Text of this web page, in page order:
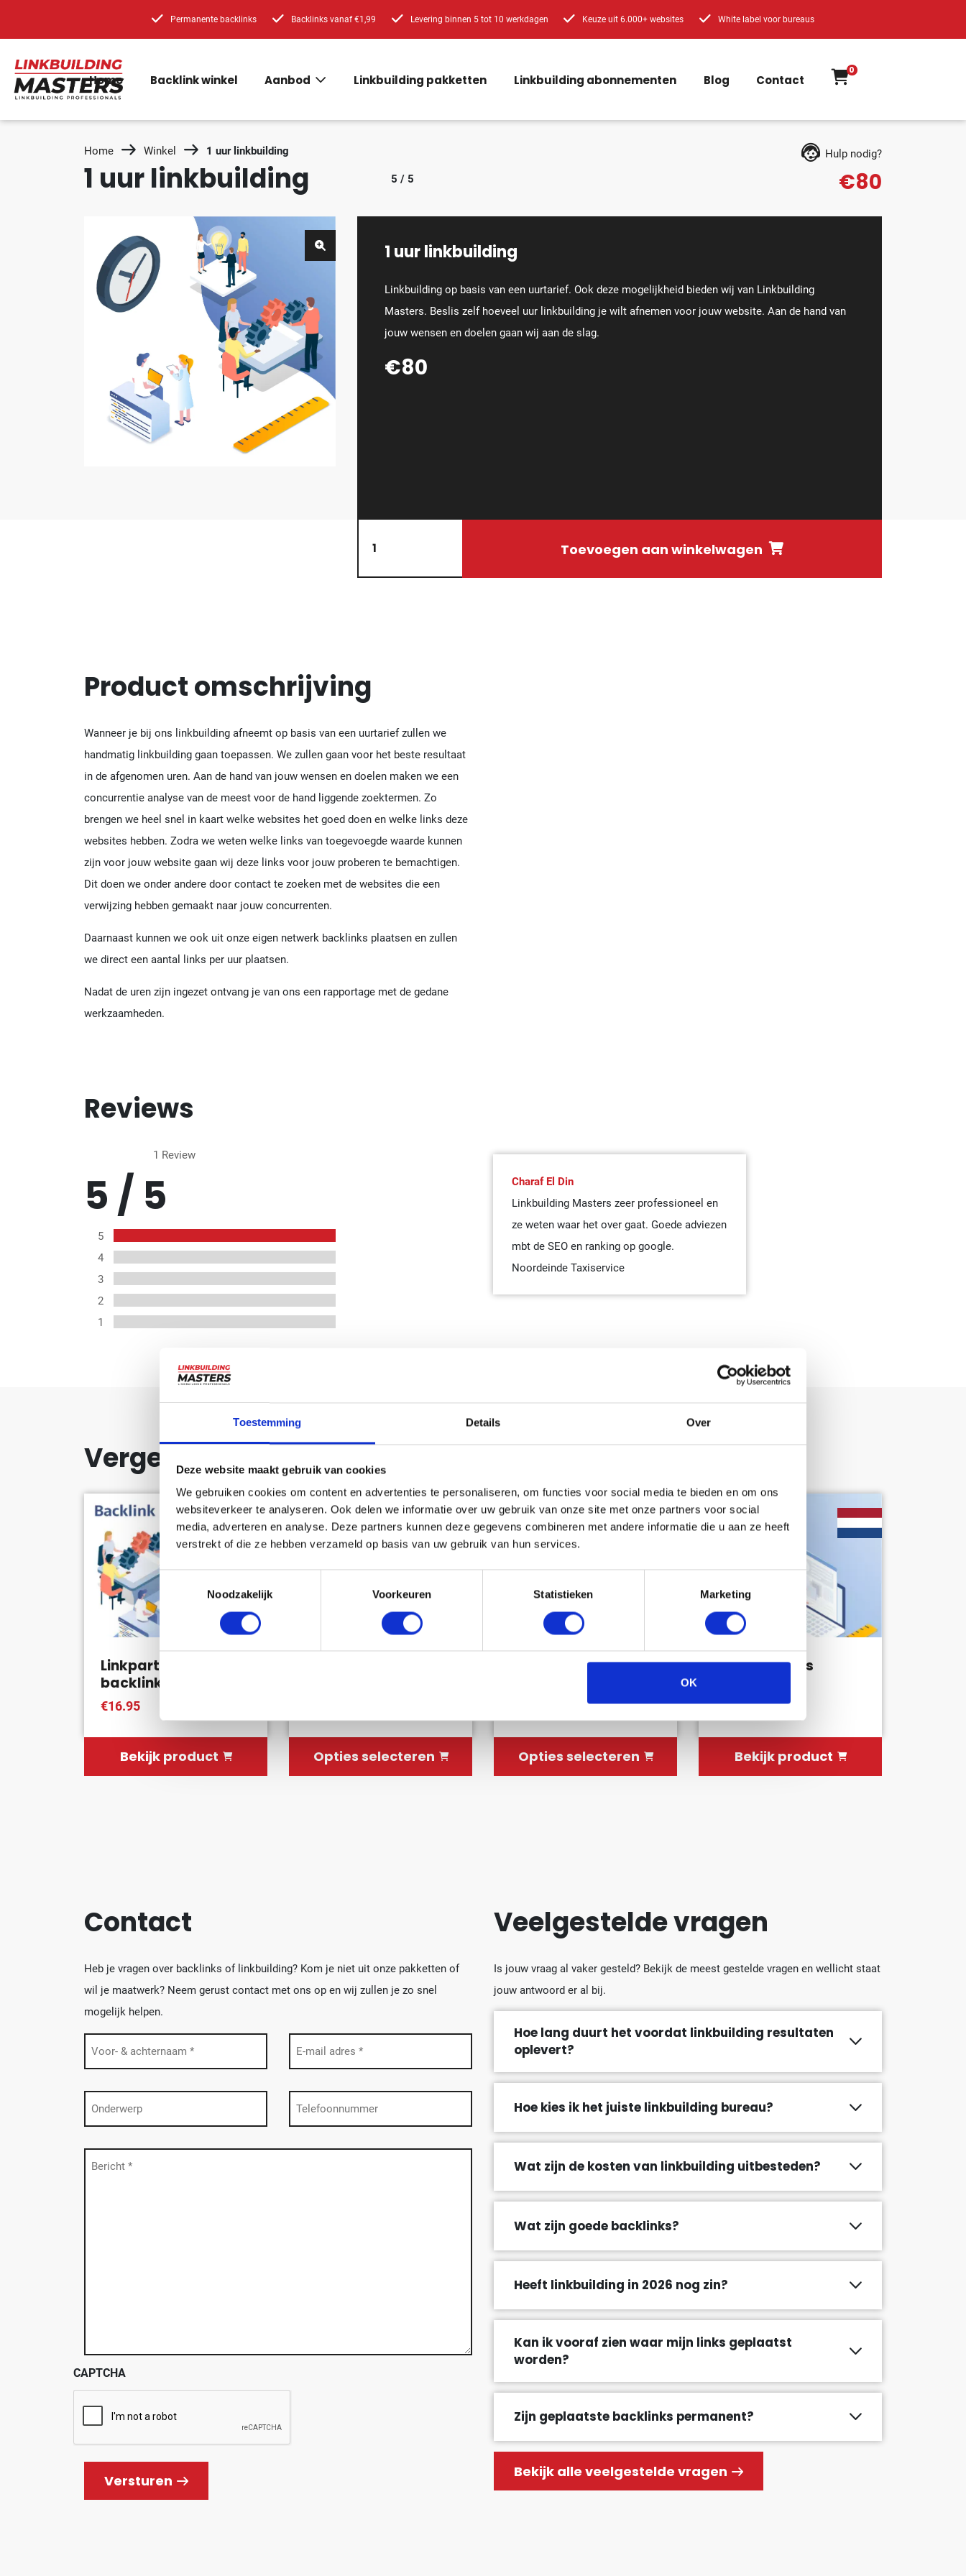
Toestemming Details Over
Deze website maakt gebruik van cookies
We gebruiken cookies om content en advertenties te personaliseren, om functies voor social media te bieden en om ons
websiteverkeer te analyseren. Ook delen we informatie over uw gebruik van onze site met onze partners voor social
media, adverteren en analyse. Deze partners kunnen deze gegevens combineren met andere informatie die u aan ze heeft
verstrekt of die ze hebben verzameld op basis van uw gebruik van hun services.
Toestemmingsselectie
Noodzakelijk
Voorkeuren Statistieken Marketing
OK
Permanente backlinks Backlinks vanaf €1,99 Levering binnen 5 tot 10 werkdagen Keuze uit 6.000+ websites White label voor bureaus
Home Backlink winkel Aanbod Linkbuilding pakketten Linkbuilding abonnementen Blog Contact
0
Home Winkel 1 uur linkbuilding
1 uur linkbuilding 5 / 5
Hulp nodig?
€80
1 uur linkbuilding
Linkbuilding op basis van een uurtarief. Ook deze mogelijkheid bieden wij van Linkbuilding
Masters. Beslis zelf hoeveel uur linkbuilding je wilt afnemen voor jouw website. Aan de hand van
jouw wensen en doelen gaan wij aan de slag.
€80
Toevoegen aan winkelwagen
Product omschrijving
Wanneer je bij ons linkbuilding afneemt op basis van een uurtarief zullen we
handmatig linkbuilding gaan toepassen. We zullen gaan voor het beste resultaat
in de afgenomen uren. Aan de hand van jouw wensen en doelen maken we een
concurrentie analyse van de meest voor de hand liggende zoektermen. Zo
brengen we heel snel in kaart welke websites het goed doen en welke links deze
websites hebben. Zodra we weten welke links van toegevoegde waarde kunnen
zijn voor jouw website gaan wij deze links voor jouw proberen te bemachtigen.
Dit doen we onder andere door contact te zoeken met de websites die een
verwijzing hebben gemaakt naar jouw concurrenten.
Daarnaast kunnen we ook uit onze eigen netwerk backlinks plaatsen en zullen
we direct een aantal links per uur plaatsen.
Nadat de uren zijn ingezet ontvang je van ons een rapportage met de gedane
werkzaamheden.
Reviews
1 Review
5 / 5
1
2
3
4
5
Charaf El Din
Linkbuilding Masters zeer professioneel en
ze weten waar het over gaat. Goede adviezen
mbt de SEO en ranking op google.
Noordeinde Taxiservice
Vergelijkbare producten
Linkpartner blog
backlink
€16.95
Bekijk product
Bespaar tot 36%
Opties selecteren
Bespaar tot 38%
Linkbuilding pakket
€249.95
Opties selecteren
Bedrijvengids
€22.95
Bekijk product
Contact
Heb je vragen over backlinks of linkbuilding? Kom je niet uit onze pakketten of
wil je maatwerk? Neem gerust contact met ons op en wij zullen je zo snel
mogelijk helpen.
CAPTCHA
Versturen
Veelgestelde vragen
Is jouw vraag al vaker gesteld? Bekijk de meest gestelde vragen en wellicht staat
jouw antwoord er al bij.
Hoe lang duurt het voordat linkbuilding resultaten
oplevert?
Hoe kies ik het juiste linkbuilding bureau?
Wat zijn de kosten van linkbuilding uitbesteden?
Wat zijn goede backlinks?
Heeft linkbuilding in 2026 nog zin?
Kan ik vooraf zien waar mijn links geplaatst
worden?
Zijn geplaatste backlinks permanent?
Bekijk alle veelgestelde vragen